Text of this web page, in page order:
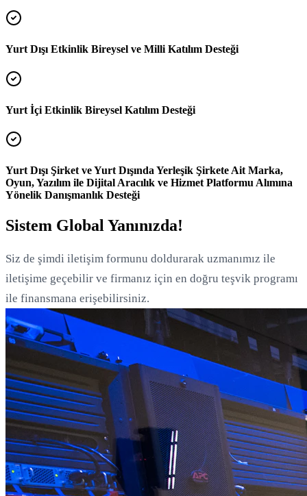
Yurt Dışı Etkinlik Bireysel ve Milli Katılım Desteği
Yurt İçi Etkinlik Bireysel Katılım Desteği
Yurt Dışı Şirket ve Yurt Dışında Yerleşik Şirkete Ait Marka,
Oyun, Yazılım ile Dijital Aracılık ve Hizmet Platformu Alımına
Yönelik Danışmanlık Desteği
Sistem Global Yanınızda!
Siz de şimdi iletişim formunu doldurarak uzmanımız ile
iletişime geçebilir ve firmanız için en doğru teşvik programı
ile finansmana erişebilirsiniz.